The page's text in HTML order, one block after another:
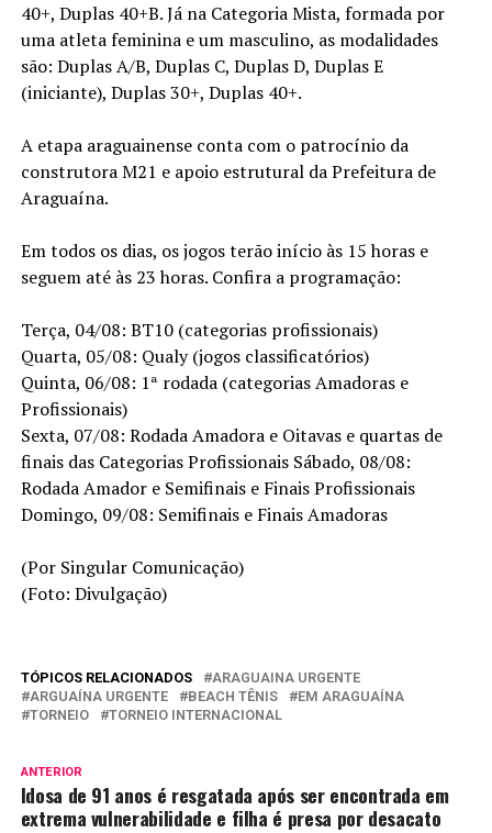
40+, Duplas 40+B. Já na Categoria Mista, formada por
uma atleta feminina e um masculino, as modalidades
são: Duplas A/B, Duplas C, Duplas D, Duplas E
(iniciante), Duplas 30+, Duplas 40+.
A etapa araguainense conta com o patrocínio da
construtora M21 e apoio estrutural da Prefeitura de
Araguaína.
Em todos os dias, os jogos terão início às 15 horas e
seguem até às 23 horas. Confira a programação:
Terça, 04/08: BT10 (categorias profissionais)
Quarta, 05/08: Qualy (jogos classificatórios)
Quinta, 06/08: 1ª rodada (categorias Amadoras e
Profissionais)
Sexta, 07/08: Rodada Amadora e Oitavas e quartas de
finais das Categorias Profissionais Sábado, 08/08:
Rodada Amador e Semifinais e Finais Profissionais
Domingo, 09/08: Semifinais e Finais Amadoras
(Por Singular Comunicação)
(Foto: Divulgação)
TÓPICOS RELACIONADOS
ARAGUAINA URGENTE
ARGUAÍNA URGENTE
BEACH TÊNIS
EM ARAGUAÍNA
TORNEIO
TORNEIO INTERNACIONAL
ANTERIOR
Idosa de 91 anos é resgatada após ser encontrada em
extrema vulnerabilidade e filha é presa por desacato